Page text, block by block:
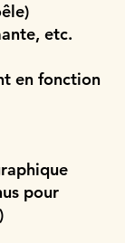
etc.
en fonction
pour